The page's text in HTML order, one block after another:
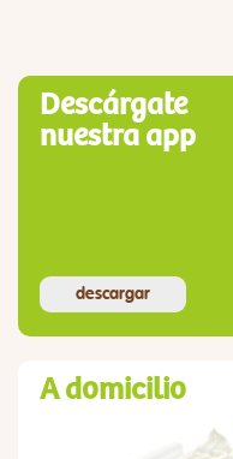
Descárgate
nuestra app
descargar
A domicilio